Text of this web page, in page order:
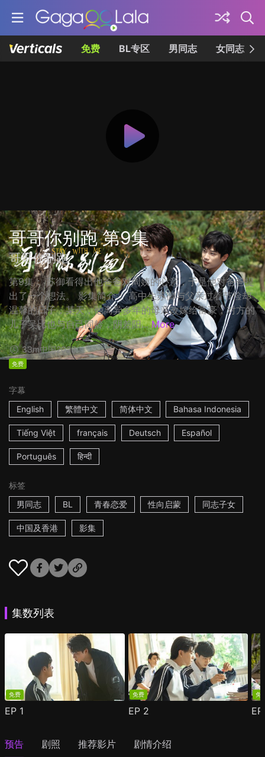
免费 BL专区 男同志 女同志
哥哥你别跑 第9集
哥哥你别跑
第9集： 苏御看得出他爸爸对周姨的心意，于是他对爸爸提
出了一个想法。 影集简介： 高中生苏御与父亲过着节俭却
温馨的日子，某天，他离异多年的母亲改嫁给富豪，对方的
儿子吴比也与自己同龄，阴差阳... More
33m中国2023
免费
字幕
English
繁體中文 简体中文 Bahasa Indonesia
Tiếng Việt français Deutsch Español
Português हिन्दी
标签
男同志
BL 青春恋爱 性向启蒙 同志子女
中国及香港 影集
集数列表
免费
EP 1
免费
EP 2
免
预告 剧照 推荐影片 剧情介绍